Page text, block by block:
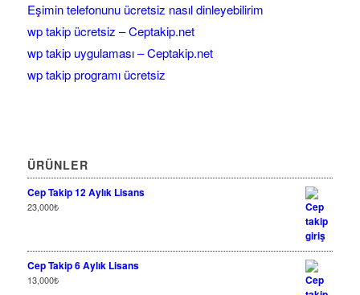
Eşimin telefonunu ücretsiz nasıl dinleyebilirim
wp takip ücretsiz – Ceptakip.net
wp takip uygulaması – Ceptakip.net
wp takip programı ücretsiz
ÜRÜNLER
Cep Takip 12 Aylık Lisans
23,000₺
Cep Takip 6 Aylık Lisans
13,000₺